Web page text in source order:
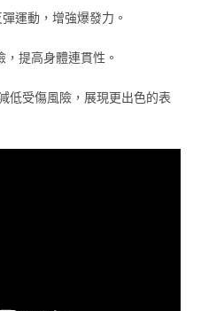
運動，增強爆發力。
提高身體連貫性。
低受傷風險，展現更出色的表